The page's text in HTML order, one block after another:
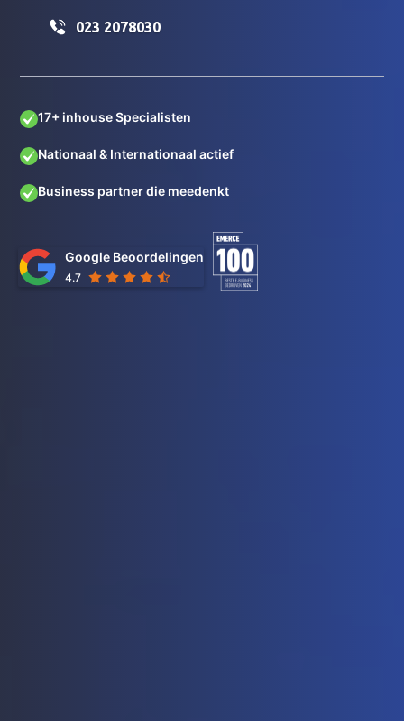
023 2078030
17+ inhouse Specialisten
Nationaal & Internationaal actief
Business partner die meedenkt
Google Beoordelingen
4.7